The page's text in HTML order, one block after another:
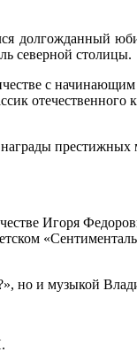
долгожданный
северной столицы.
с начинающим
Игоря
но и музыкой